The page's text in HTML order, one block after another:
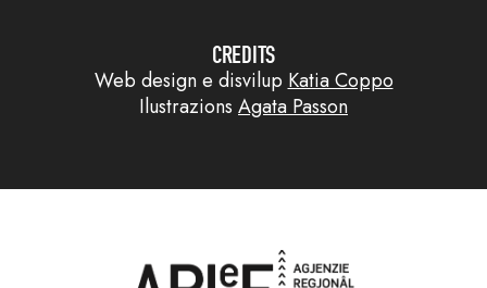
CREDITS
Web design e disvilup Katia Coppo
Ilustrazions Agata Passon